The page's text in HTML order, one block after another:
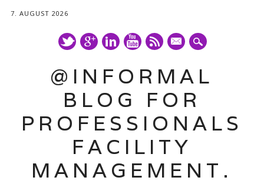
7. AUGUST 2026
mail
@INFORMAL
BLOG FOR
PROFESSIONALS
FACILITY
MANAGEMENT.